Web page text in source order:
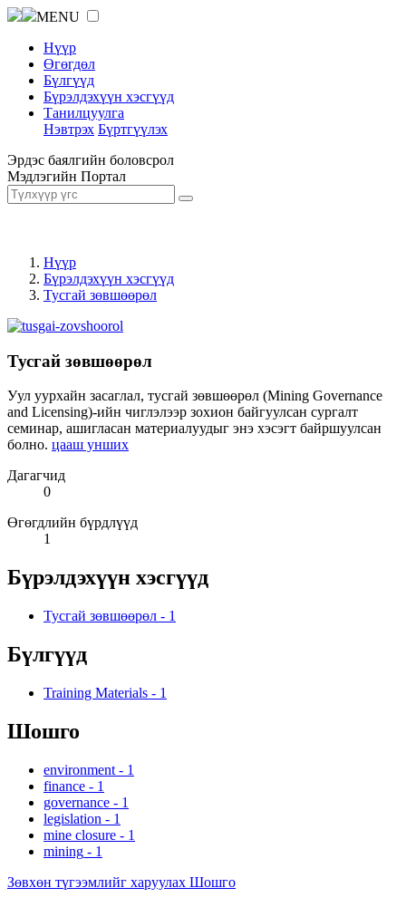
MENU
Нүүр
Өгөгдөл
Бүлгүүд
Бүрэлдэхүүн хэсгүүд
Танилцуулга
Нэвтрэх Бүртгүүлэх
Эрдэс баялгийн боловсрол
Мэдлэгийн Портал
Нүүр
Бүрэлдэхүүн хэсгүүд
Тусгай зөвшөөрөл
Тусгай зөвшөөрөл
Уул уурхайн засаглал, тусгай зөвшөөрөл (Mining Governance
and Licensing)-ийн чиглэлээр зохион байгуулсан сургалт
семинар, ашигласан материалуудыг энэ хэсэгт байршуулсан
болно. цааш унших
Дагагчид
0
Өгөгдлийн бүрдлүүд
1
Бүрэлдэхүүн хэсгүүд
Тусгай зөвшөөрөл - 1
Бүлгүүд
Training Materials - 1
Шошго
environment - 1
finance - 1
governance - 1
legislation - 1
mine closure - 1
mining - 1
Зөвхөн түгээмлийг харуулах Шошго